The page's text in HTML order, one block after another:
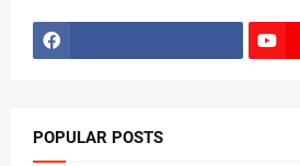
POPULAR POSTS